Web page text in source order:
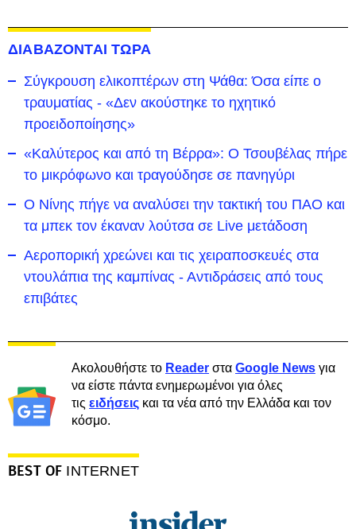
ΔΙΑΒΑΖΟΝΤΑΙ ΤΩΡΑ
Σύγκρουση ελικοπτέρων στη Ψάθα: Όσα είπε ο
τραυματίας - «Δεν ακούστηκε το ηχητικό
προειδοποίησης»
«Καλύτερος και από τη Βέρρα»: Ο Τσουβέλας πήρε
το μικρόφωνο και τραγούδησε σε πανηγύρι
Ο Νίνης πήγε να αναλύσει την τακτική του ΠΑΟ και
τα μπεκ τον έκαναν λούτσα σε Live μετάδοση
Αεροπορική χρεώνει και τις χειραποσκευές στα
ντουλάπια της καμπίνας - Αντιδράσεις από τους
επιβάτες
Ακολουθήστε το Reader στα Google News για
να είστε πάντα ενημερωμένοι για όλες
τις ειδήσεις και τα νέα από την Ελλάδα και τον
κόσμο.
BEST OF INTERNET